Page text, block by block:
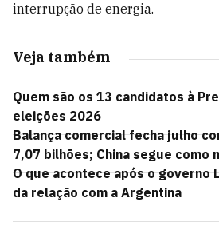
interrupção de energia.
Veja também
Quem são os 13 candidatos à
eleições 2026
Balança comercial fecha julho
7,07 bilhões; China segue como
O que acontece após o governo
da relação com a Argentina